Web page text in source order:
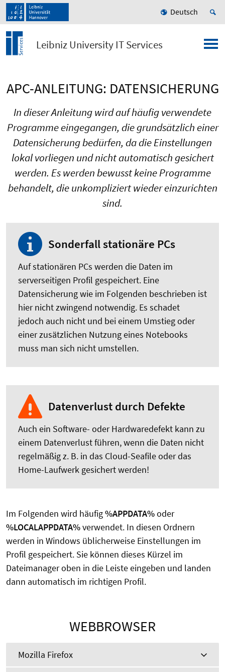
Deutsch
Leibniz University IT Services
APC-ANLEITUNG: DATENSICHERUNG
In dieser Anleitung wird auf häufig verwendete
Programme eingegangen, die grundsätzlich einer
Datensicherung bedürfen, da die Einstellungen
lokal vorliegen und nicht automatisch gesichert
werden. Es werden bewusst keine Programme
behandelt, die unkompliziert wieder einzurichten
sind.
Sonderfall stationäre PCs
Auf stationären PCs werden die Daten im
serverseitigen Profil gespeichert. Eine
Datensicherung wie im Folgenden beschrieben ist
hier nicht zwingend notwendig. Es schadet
jedoch auch nicht und bei einem Umstieg oder
einer zusätzlichen Nutzung eines Notebooks
muss man sich nicht umstellen.
Datenverlust durch Defekte
Auch ein Software- oder Hardwaredefekt kann zu
einem Datenverlust führen, wenn die Daten nicht
regelmäßig z. B. in das Cloud-Seafile oder das
Home-Laufwerk gesichert werden!
Im Folgenden wird häufig%APPDATA%oder
%LOCALAPPDATA%verwendet. In diesen Ordnern
werden in Windows üblicherweise Einstellungen im
Profil gespeichert. Sie können dieses Kürzel im
Dateimanager oben in die Leiste eingeben und landen
dann automatisch im richtigen Profil.
WEBBROWSER
Mozilla Firefox